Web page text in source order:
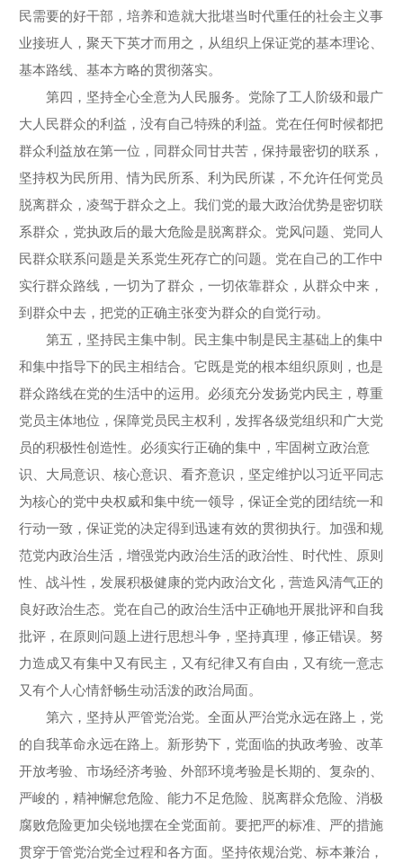
民需要的好干部，培养和造就大批堪当时代重任的社会主义事
业接班人，聚天下英才而用之，从组织上保证党的基本理论、
基本路线、基本方略的贯彻落实。
第四，坚持全心全意为人民服务。党除了工人阶级和最广
大人民群众的利益，没有自己特殊的利益。党在任何时候都把
群众利益放在第一位，同群众同甘共苦，保持最密切的联系，
坚持权为民所用、情为民所系、利为民所谋，不允许任何党员
脱离群众，凌驾于群众之上。我们党的最大政治优势是密切联
系群众，党执政后的最大危险是脱离群众。党风问题、党同人
民群众联系问题是关系党生死存亡的问题。党在自己的工作中
实行群众路线，一切为了群众，一切依靠群众，从群众中来，
到群众中去，把党的正确主张变为群众的自觉行动。
第五，坚持民主集中制。民主集中制是民主基础上的集中
和集中指导下的民主相结合。它既是党的根本组织原则，也是
群众路线在党的生活中的运用。必须充分发扬党内民主，尊重
党员主体地位，保障党员民主权利，发挥各级党组织和广大党
员的积极性创造性。必须实行正确的集中，牢固树立政治意
识、大局意识、核心意识、看齐意识，坚定维护以习近平同志
为核心的党中央权威和集中统一领导，保证全党的团结统一和
行动一致，保证党的决定得到迅速有效的贯彻执行。加强和规
范党内政治生活，增强党内政治生活的政治性、时代性、原则
性、战斗性，发展积极健康的党内政治文化，营造风清气正的
良好政治生态。党在自己的政治生活中正确地开展批评和自我
批评，在原则问题上进行思想斗争，坚持真理，修正错误。努
力造成又有集中又有民主，又有纪律又有自由，又有统一意志
又有个人心情舒畅生动活泼的政治局面。
第六，坚持从严管党治党。全面从严治党永远在路上，党
的自我革命永远在路上。新形势下，党面临的执政考验、改革
开放考验、市场经济考验、外部环境考验是长期的、复杂的、
严峻的，精神懈怠危险、能力不足危险、脱离群众危险、消极
腐败危险更加尖锐地摆在全党面前。要把严的标准、严的措施
贯穿于管党治党全过程和各方面。坚持依规治党、标本兼治，